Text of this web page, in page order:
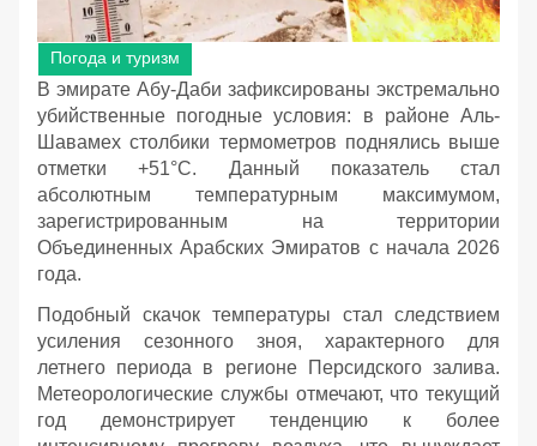
Погода и туризм
В эмирате Абу-Даби зафиксированы экстремально
убийственные погодные условия: в районе Аль-
Шавамех столбики термометров поднялись выше
отметки +51°C. Данный показатель стал
абсолютным температурным максимумом,
зарегистрированным на территории
Объединенных Арабских Эмиратов с начала 2026
года.
Подобный скачок температуры стал следствием
усиления сезонного зноя, характерного для
летнего периода в регионе Персидского залива.
Метеорологические службы отмечают, что текущий
год демонстрирует тенденцию к более